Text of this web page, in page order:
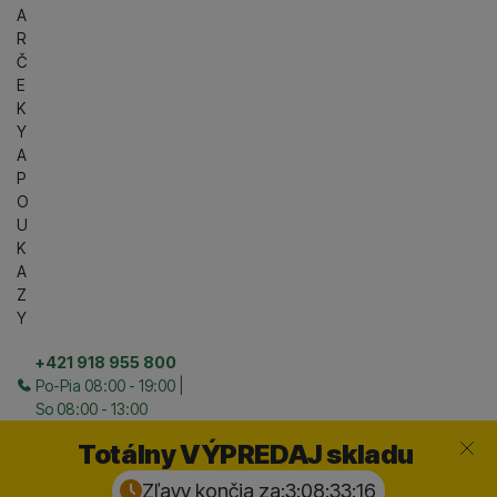
A
R
Č
E
K
Y
A
P
O
U
K
A
Z
Y
+421 918 955 800
Po-Pia 08:00 - 19:00 |
So 08:00 - 13:00
Totálny VÝPREDAJ skladu
Zľavy končia za:3:08:33:15
Zavrieť